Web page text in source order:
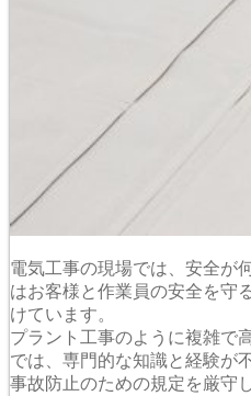
電気工事の現場では、安全が
はお客様と作業員の安全を守
けています。
プラント工事のように複雑で
では、専門的な知識と経験が
事故防止のための規定を厳守